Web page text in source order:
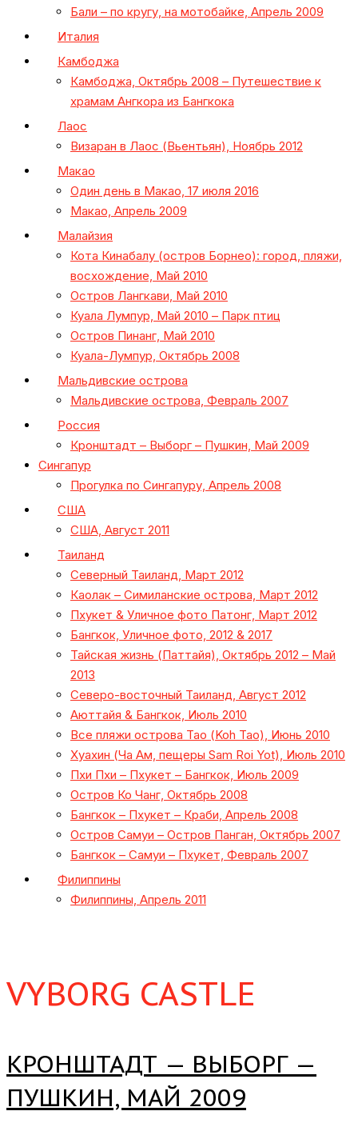
Бали – по кругу, на мотобайке, Апрель 2009
Италия
Камбоджа
Камбоджа, Октябрь 2008 – Путешествие к
храмам Ангкора из Бангкока
Лаос
Визаран в Лаос (Вьентьян), Ноябрь 2012
Макао
Один день в Макао, 17 июля 2016
Макао, Апрель 2009
Малайзия
Кота Кинабалу (остров Борнео): город, пляжи,
восхождение, Май 2010
Остров Лангкави, Май 2010
Куала Лумпур, Май 2010 – Парк птиц
Остров Пинанг, Май 2010
Куала-Лумпур, Октябрь 2008
Мальдивские острова
Мальдивские острова, Февраль 2007
Россия
Кронштадт – Выборг – Пушкин, Май 2009
Сингапур
Прогулка по Сингапуру, Апрель 2008
США
США, Август 2011
Таиланд
Северный Таиланд, Март 2012
Каолак – Симиланские острова, Март 2012
Пхукет & Уличное фото Патонг, Март 2012
Бангкок, Уличное фото, 2012 & 2017
Тайская жизнь (Паттайя), Октябрь 2012 – Май
2013
Северо-восточный Таиланд, Август 2012
Аюттайя & Бангкок, Июль 2010
Все пляжи острова Тао (Koh Tao), Июнь 2010
Хуахин (Ча Ам, пещеры Sam Roi Yot), Июль 2010
Пхи Пхи – Пхукет – Бангкок, Июль 2009
Остров Ко Чанг, Октябрь 2008
Бангкок – Пхукет – Краби, Апрель 2008
Остров Самуи – Остров Панган, Октябрь 2007
Бангкок – Самуи – Пхукет, Февраль 2007
Филиппины
Филиппины, Апрель 2011
VYBORG CASTLE
КРОНШТАДТ — ВЫБОРГ —
ПУШКИН, МАЙ 2009